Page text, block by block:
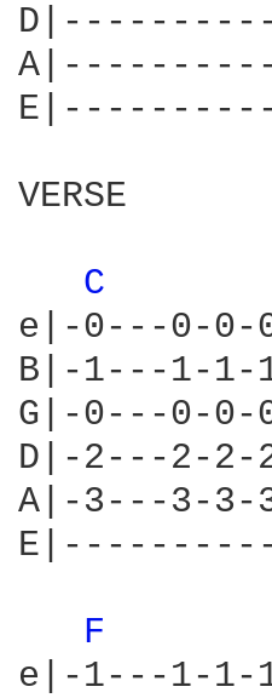
VERSE
C
e|-0---0-0-
B|-1---1-1-
G|-0---0-
D|-2---2-2-
A|-3---3-3-
F
e|-1---1-1-